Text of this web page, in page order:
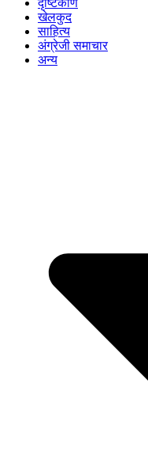
खेलकुद
साहित्य
अंग्रेजी समाचार
अन्य